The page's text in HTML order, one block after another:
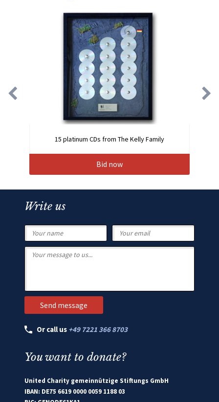
15 platinum CDs from The Kelly Family
Bid now
Write us
Or call us +49 7221 366 8703
You want to donate?
United Charity gemeinnützige Stiftungs GmbH
IBAN: DE75 6619 0000 0059 1188 03